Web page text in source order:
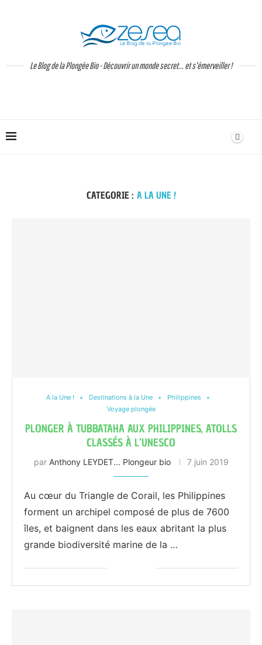
Le Blog de la Plongée Bio - Découvrir un monde secret... et s'émerveiller !
CATEGORIE : A LA UNE !
A la Une ! Destinations à la Une
Philippines
Voyage plongée
PLONGER À TUBBATAHA AUX PHILIPPINES, ATOLLS
CLASSÉS À L’UNESCO
par Anthony LEYDET... Plongeur bio 7 juin 2019
Au cœur du Triangle de Corail, les Philippines
forment un archipel composé de plus de 7600
îles, et baignent dans les eaux abritant la plus
grande biodiversité marine de la …